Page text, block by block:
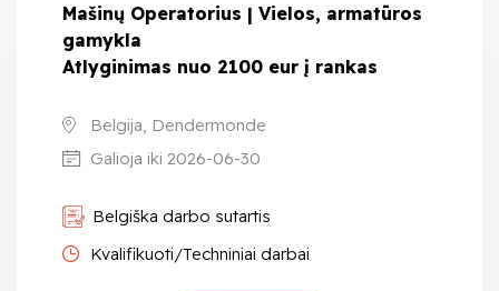
Mašinų Operatorius | Vielos, armatūros
gamykla
Atlyginimas nuo 2100 eur į rankas
Belgija, Dendermonde
Galioja iki 2026-06-30
Belgiška darbo sutartis
Kvalifikuoti/Techniniai darbai